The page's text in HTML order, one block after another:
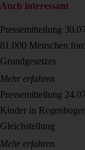
Auch interessant
Pressemitteilung
81.000 Menschen
Grundgesetzes
Mehr erfahren
Pressemitteilung
Kinder in
Gleichstellung
Mehr erfahren